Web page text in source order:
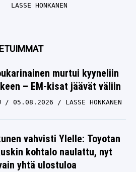
LASSE HONKANEN
murtui kyyneliin
– EM-kisat jäävät väliin
05.08.2026 LASSE HONKANEN
vahvisti Ylelle: Toyotan
kohtalo naulattu, nyt
yhtä ulostuloa